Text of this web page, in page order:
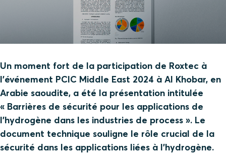
Un moment fort de la participation de Roxtec à
l’événement PCIC Middle East 2024 à Al Khobar, en
Arabie saoudite, a été la présentation intitulée
« Barrières de sécurité pour les applications de
l’hydrogène dans les industries de process ». Le
document technique souligne le rôle crucial de la
sécurité dans les applications liées à l’hydrogène.